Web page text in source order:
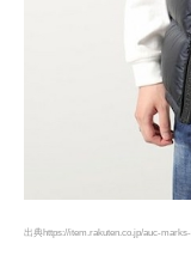
出典https://item.rakuten.co.jp/auc-marks-